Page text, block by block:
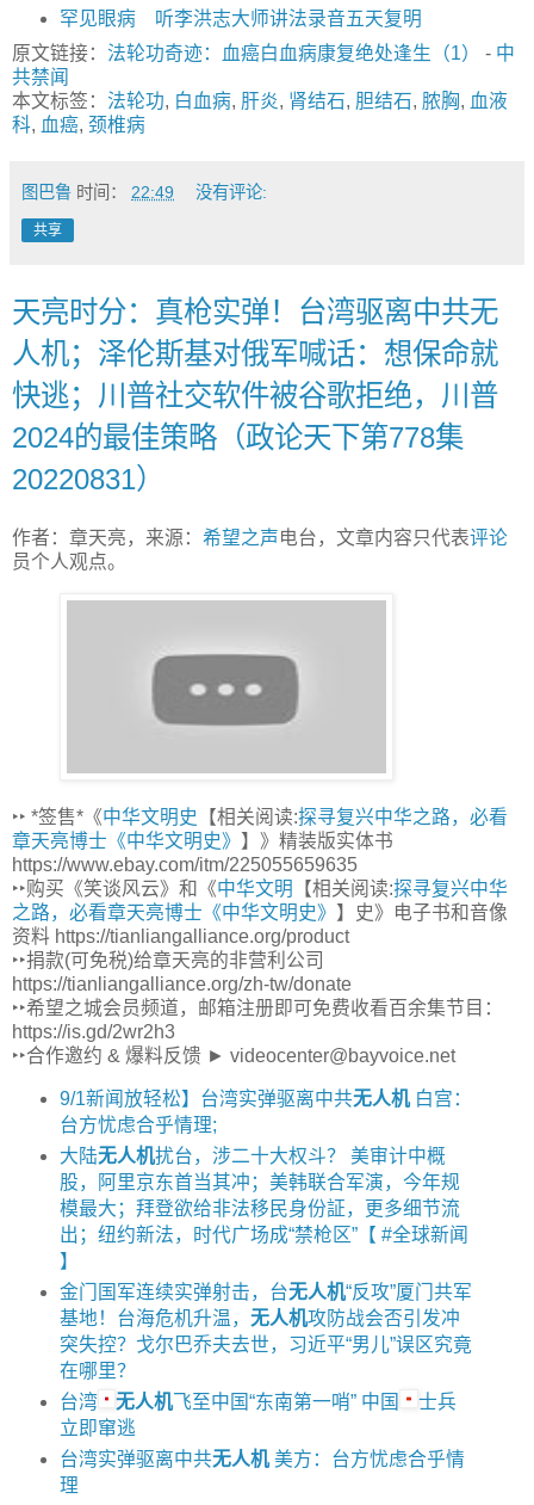
罕见眼病 听李洪志大师讲法录音五天复明
原文链接： 法轮功奇迹：血癌白血病康复绝处逢生（1） - 中
共禁闻
本文标签： 法轮功, 白血病, 肝炎, 肾结石, 胆结石, 脓胸, 血液
科, 血癌, 颈椎病
图巴鲁 时间： 22:49 没有评论:
共享
天亮时分：真枪实弹！台湾驱离中共无
人机；泽伦斯基对俄军喊话：想保命就
快逃；川普社交软件被谷歌拒绝，川普
2024的最佳策略（政论天下第778集
20220831）
作者：章天亮，来源： 希望之声电台，文章内容只代表评论
员个人观点。
‣‣ *签售*《中华文明史 【相关阅读:探寻复兴中华之路，必看
章天亮博士《中华文明史》 】》精装版实体书
https://www.ebay.com/itm/225055659635
‣‣购买《笑谈风云》和《中华文明 【相关阅读:探寻复兴中华
之路，必看章天亮博士《中华文明史》 】史》电子书和音像
资料 https://tianliangalliance.org/product
‣‣捐款(可免税)给章天亮的非营利公司
https://tianliangalliance.org/zh-tw/donate
‣‣希望之城会员频道，邮箱注册即可免费收看百余集节目：
https://is.gd/2wr2h3
‣‣合作邀约 & 爆料反馈 ► videocenter@bayvoice.net
9/1新闻放轻松】台湾实弹驱离中共无人机白宫：
台方忧虑合乎情理;
大陆无人机扰台，涉二十大权斗？ 美审计中概
股，阿里京东首当其冲；美韩联合军演，今年规
模最大；拜登欲给非法移民身份証，更多细节流
出；纽约新法，时代广场成“禁枪区”【 #全球新闻
】
金门国军连续实弹射击，台无人机“反攻”厦门共军
基地！台海危机升温， 无人机攻防战会否引发冲
突失控？戈尔巴乔夫去世，习近平“男儿”误区究竟
在哪里？
台湾
无人机飞至中国“东南第一哨” 中国
士兵
立即窜逃
台湾实弹驱离中共无人机美方：台方忧虑合乎情
理